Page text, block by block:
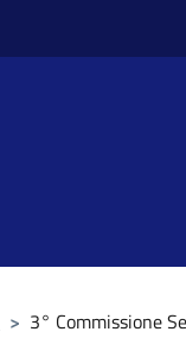
> 3° Commissione